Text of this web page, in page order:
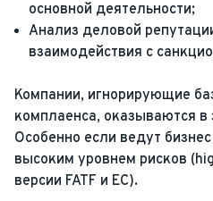
основной деятельности;
Анализ деловой
взаимодействия с
Компании, игнорирующие
комплаенса, оказываются в
Особенно если ведут
высоким уровнем рисков
версии FATF и ЕС).